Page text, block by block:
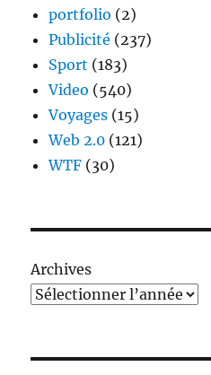
portfolio (2)
Publicité (237)
Sport (183)
Video (540)
Voyages (15)
Web 2.0 (121)
WTF (30)
Archives